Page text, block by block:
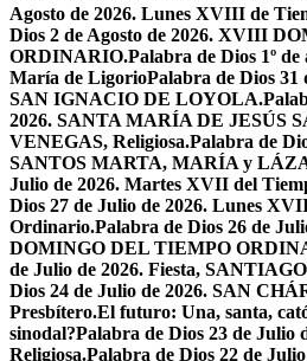
Agosto de 2026. Lunes XVIII de
Dios 2 de Agosto de 2026. XVIII
ORDINARIO.Palabra de Dios 1º
María de LigorioPalabra de Dios 31
SAN IGNACIO DE LOYOLA.
2026. SANTA MARÍA DE JESÚS
VENEGAS, Religiosa.Palabra de
SANTOS MARTA, MARÍA y
Julio de 2026. Martes XVII del
Dios 27 de Julio de 2026. Lunes
Ordinario.Palabra de Dios 26 de
DOMINGO DEL TIEMPO
de Julio de 2026. Fiesta,
Dios 24 de Julio de 2026. SAN
Presbítero.El futuro: Una, santa,
sinodal?Palabra de Dios 23 de
Religiosa.Palabra de Dios 22 de